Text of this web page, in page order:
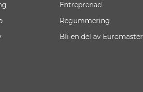
Entreprenad
Regummering
Bli en del av Euromaster